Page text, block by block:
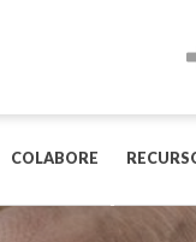
COLABORE